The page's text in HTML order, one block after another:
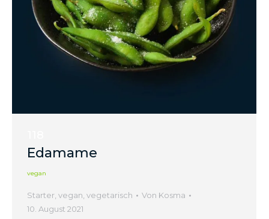
Edamame
vegan
Starter vegan vegetarisch Von Kosma
10. August 2021